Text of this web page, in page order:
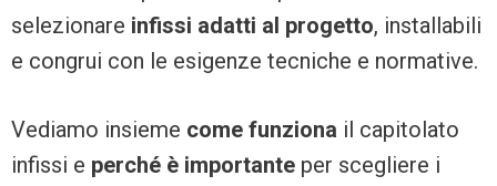
selezionare infissi adatti al progetto, installabili
e congrui con le esigenze tecniche e normative.
Vediamo insieme come funziona il capitolato
infissi e perché è importante per scegliere i